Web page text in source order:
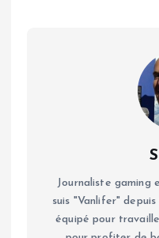
Journaliste gaming
suis "Vanlifer"
équipé pour